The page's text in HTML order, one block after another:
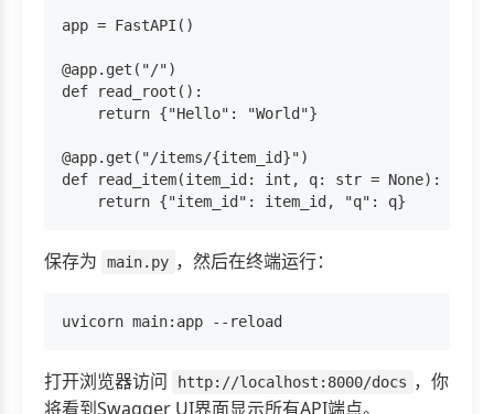
app = FastAPI()
@app.get("/")
def read_root():
    return {"Hello": "World"}
@app.get("/items/{item_id}")
def read_item(item_id: int, q: str = None):
保存为 main.py ，然后在终端运行：
打开浏览器访问 http://localhost:8000/docs ，你
将看到Swagger UI界面显示所有API端点。